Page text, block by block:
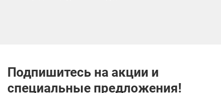
Подпишитесь на акции и
специальные предложения!